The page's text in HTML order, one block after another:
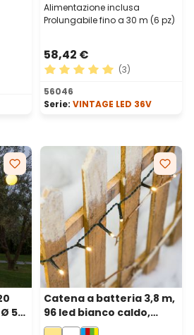
4.8 su 5 stelle
Alimentazione inclusa
Prolungabile fino a 30 m (6 pz)
58,42 €
Valutazione media di 5 su
(3)
56046
Serie: VINTAGE LED 36V
50
Catena a batteria 3,8 m,
96 led bianco caldo,
cavo verde